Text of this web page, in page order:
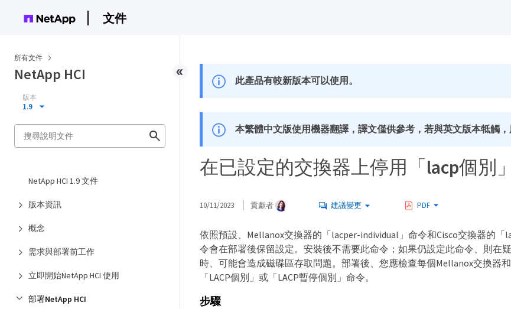
文件
所有文件
NetApp HCI
版本
1.9
NetApp HCI 1.9 文件
版本資訊
概念
需求與部署前工作
立即開始NetApp HCI 使用
部署NetApp HCI
此產品有較新版本可以使用。
本繁體中文版使用機器翻譯，譯文僅供參考，若與英文版本牴觸，
在已設定的交換器上停用「lacp個別
10/11/2023 貢獻者 建議變更 PDF
依照預設、Mellanox交換器的「lacper-individual」命令和Cisco交換器的「
令會在部署後保留設定。安裝後不需要此命令；如果仍設定此命令、則在
時、可能會造成磁碟區存取問題。部署後、您應檢查每個Mellanox交換器
「LACP個別」或「LACP暫停個別」命令。
步驟